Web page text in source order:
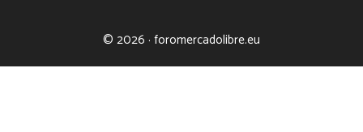
© 2026 · foromercadolibre.eu